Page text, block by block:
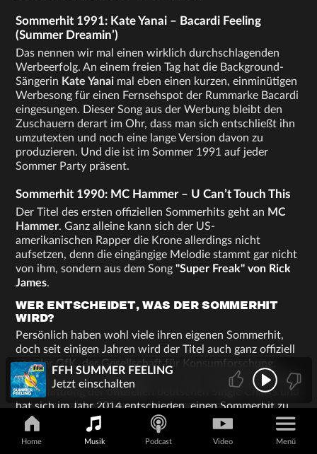
Sommerhit 1991: Kate Yanai – Bacardi Feeling
(Summer Dreamin’)
Das nennen wir mal einen wirklich durchschlagenden
Werbeerfolg. An einem freien Tag hat die Background-
Sängerin Kate Yanai mal eben einen kurzen, einminütigen
Werbesong für einen Fernsehspot der Rummarke Bacardi
eingesungen. Dieser Song aus der Werbung bleibt den
Zuschauern derart im Ohr, dass man sich entschließt ihn
umzutexten und noch eine lange Version davon zu
produzieren. Und die ist im Sommer 1991 auf jeder
Sommer Party präsent.
Sommerhit 1990: MC Hammer – U Can’t Touch This
Der Titel des ersten offiziellen Sommerhits geht an MC
Hammer. Ganz alleine kann sich der US-
amerikanischen Rapper die Krone allerdings nicht
aufsetzen, denn die eingängige Melodie stammt gar nicht
von ihm, sondern aus dem Song"Super Freak" von Rick
James.
WER ENTSCHEIDET, WAS DER SOMMERHIT
WIRD?
Persönlich haben wohl viele ihren eigenen Sommerhit,
doch seit einigen Jahren wird der Titel auch ganz offiziell
von der GfK, der Gesellschaft für Konsumforschung,
vergeben. Diese Organisation ist auch verantwortlich für
die Ermittlung der offiziellen deutschen Single Charts und
hat sich im Jahr 2014 entschieden, einen Sommerhit zu
benennen. Davor war der Term "Sommerhit" eher lose
gebraucht worden - in manchen Jahren war es absolut
Home Musik Podcast Video Menü
FFH SUMMER FEELING
Jetzt einschalten